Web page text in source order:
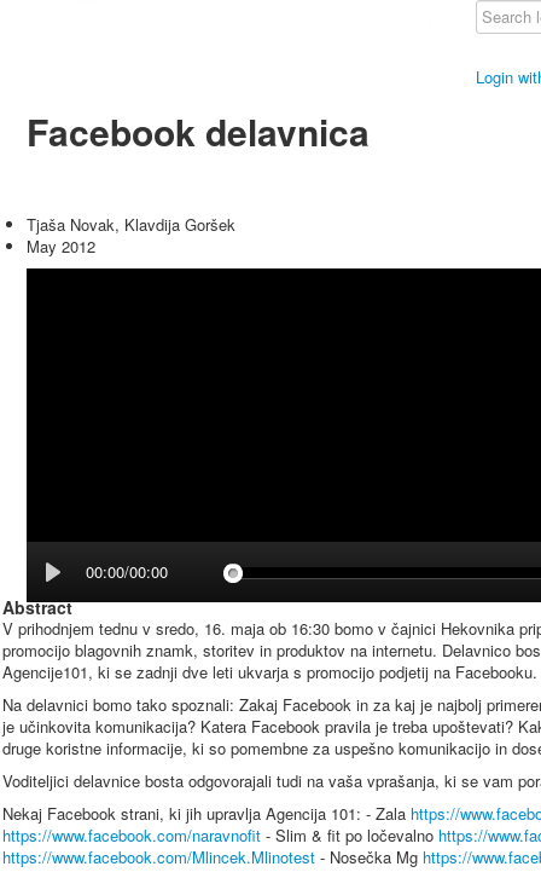
Login
Facebook delavnica
Tjaša Novak, Klavdija Goršek
May 2012
00:00/00:00
Abstract
V prihodnjem tednu v sredo, 16. maja ob 16:30 bomo v čajnici Hekovnika
promocijo blagovnih znamk, storitev in produktov na internetu. Delavnico
Agencije101, ki se zadnji dve leti ukvarja s promocijo podjetij na Facebooku.
Na delavnici bomo tako spoznali: Zakaj Facebook in za kaj je najbolj
je učinkovita komunikacija? Katera Facebook pravila je treba upoštevati?
druge koristne informacije, ki so pomembne za uspešno komunikacijo in
Voditeljici delavnice bosta odgovorajali tudi na vaša vprašanja, ki se vam
Nekaj Facebook strani, ki jih upravlja Agencija 101: - Zala https://
https://www.facebook.com/naravnofit - Slim & fit po ločevalno https://
https://www.facebook.com/Mlincek.Mlinotest - Nosečka Mg https://